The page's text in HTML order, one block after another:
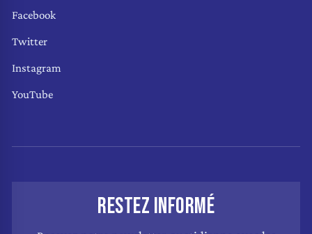
Facebook
Twitter
Instagram
YouTube
RESTEZ INFORMÉ